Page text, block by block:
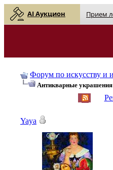
AI Аукцион Прием
Форум по искусству и
Антикварные
Yaya